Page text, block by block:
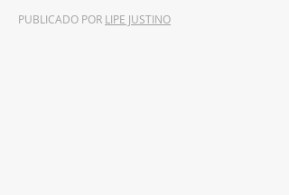
PUBLICADO POR LIPE JUSTINO